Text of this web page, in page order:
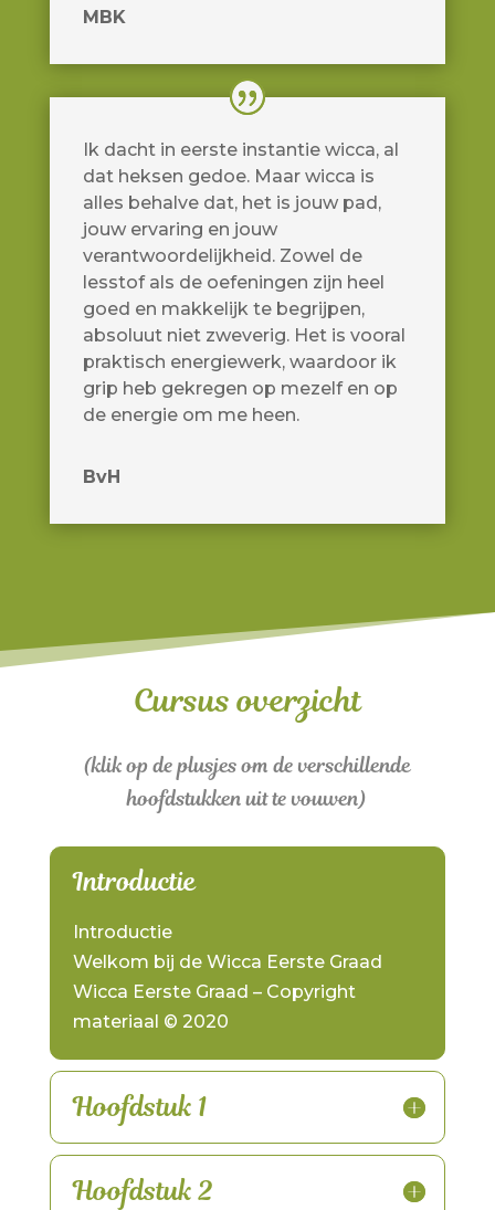
MBK
Ik dacht in eerste instantie wicca, al
dat heksen gedoe. Maar wicca is
alles behalve dat, het is jouw pad,
jouw ervaring en jouw
verantwoordelijkheid. Zowel de
lesstof als de oefeningen zijn heel
goed en makkelijk te begrijpen,
absoluut niet zweverig. Het is vooral
praktisch energiewerk, waardoor ik
grip heb gekregen op mezelf en op
de energie om me heen.
BvH
Cursus overzicht
(klik op de plusjes om de verschillende
hoofdstukken uit te vouwen)
Introductie
Introductie
Welkom bij de Wicca Eerste Graad
Wicca Eerste Graad – Copyright
materiaal © 2020
Hoofdstuk 1
Hoofdstuk 2